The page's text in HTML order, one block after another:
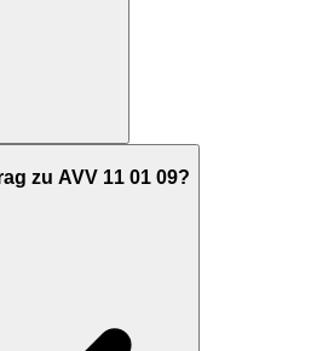
zu AVV 11 01 09?